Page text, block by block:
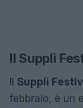
Il Supplì
Il Supplì
febbraio, è un